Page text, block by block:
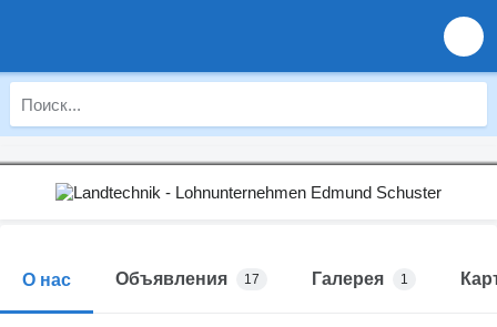
О нас Объявления 17 Галерея 1